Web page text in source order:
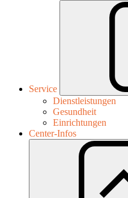
Service
Dienstleistungen
Gesundheit
Einrichtungen
Center-Infos